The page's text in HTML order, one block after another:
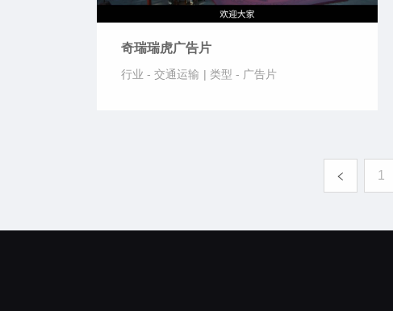
奇瑞瑞虎广告片
行业 - 交通运输 | 类型 - 广告片
1